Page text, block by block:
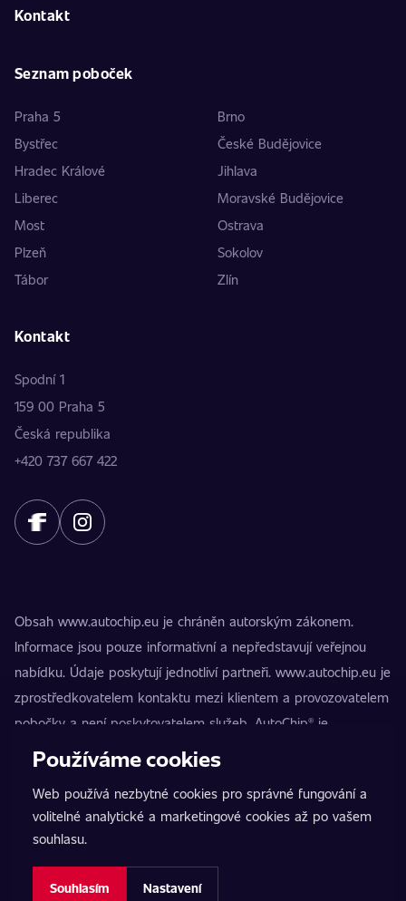
Kontakt
Seznam poboček
Praha 5
Brno
Bystřec
České Budějovice
Hradec Králové
Jihlava
Liberec
Moravské Budějovice
Most
Ostrava
Plzeň
Sokolov
Tábor
Zlín
Kontakt
Spodní 1
159 00 Praha 5
Česká republika
+420 737 667 422
Obsah www.autochip.eu je chráněn autorským zákonem.
Informace jsou pouze informativní a nepředstavují veřejnou
nabídku. Údaje poskytují jednotliví partneři. www.autochip.eu je
zprostředkovatelem kontaktu mezi klientem a provozovatelem
pobočky a není poskytovatelem služeb. AutoChip® je
registrovaná ochranná známka Petra Kučery. Úpravy, které
nezpůsobilosti vozidla k provozu na pozemních komunikacích.
Přesné informace poskytuje vždy konkrétní provozovatel
pobočky.
Nastavení cookies
Používáme cookies
Web používá nezbytné cookies pro správné fungování a
volitelné analytické a marketingové cookies až po vašem
souhlasu.
Souhlasím Nastavení